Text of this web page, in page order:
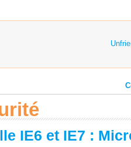
IE6 et IE7 :